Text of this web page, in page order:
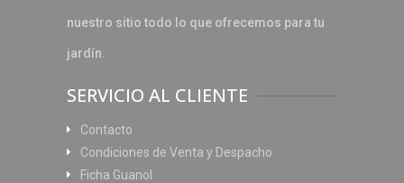
nuestro sitio todo lo que ofrecemos para tu
jardín.
SERVICIO AL CLIENTE
Contacto
Condiciones de Venta y Despacho
Ficha Guanol